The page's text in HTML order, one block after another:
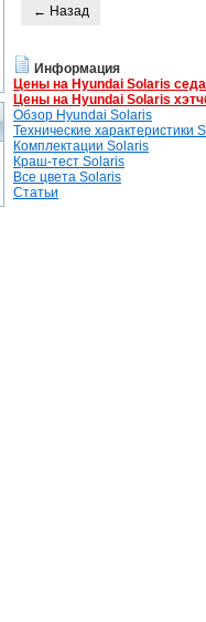
← Назад
Информация
Цены на Hyundai Solaris
Цены на Hyundai Solaris
Обзор Hyundai Solaris
Технические характеристики
Комплектации Solaris
Краш-тест Solaris
Все цвета Solaris
Статьи